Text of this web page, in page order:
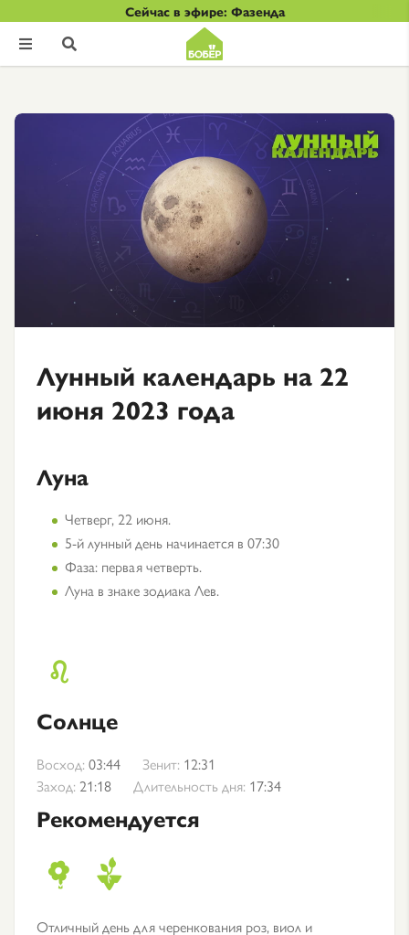
Сейчас в эфире: Фазенда
 
Лунный календарь на 22
июня 2023 года
Луна
Четверг, 22 июня.
5-й лунный день начинается в 07:30
Фаза: первая четверть.
Луна в знаке зодиака Лев.
Солнце
Восход: 03:44 Зенит: 12:31
Заход: 21:18 Длительность дня: 17:34
Рекомендуется
Отличный день для черенкования роз, виол и